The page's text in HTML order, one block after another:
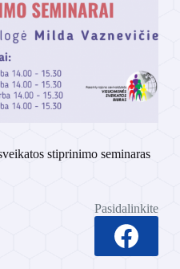
stiprinimo seminaras
Pasidalinkite